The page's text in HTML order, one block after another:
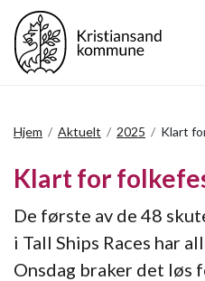
Hjem / Aktuelt / 2025 / Klart
Klart for
De første av de 48
i Tall Ships Races har
Onsdag braker det løs